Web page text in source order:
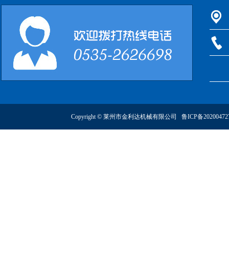
Copyright © 莱州市金利达机械有限公司 鲁ICP备